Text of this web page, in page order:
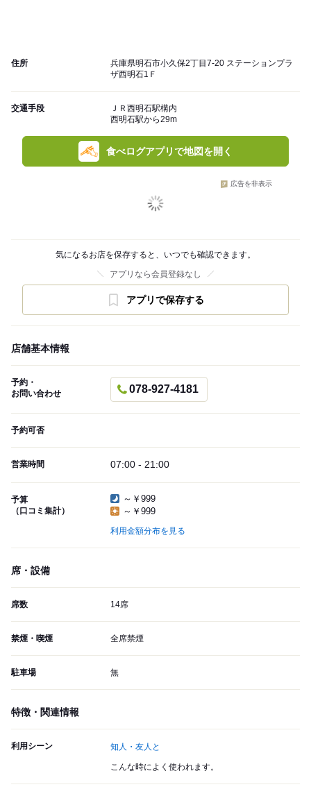
住所
兵庫県明石市小久保2丁目7-20 ステーションプラ
ザ西明石1Ｆ
交通手段
ＪＲ西明石駅構内
西明石駅から29m
食べログアプリで地図を開く
広告を非表示
気になるお店を保存すると、いつでも確認できます。
アプリなら会員登録なし
アプリで保存する
店舗基本情報
予約・
お問い合わせ
078-927-4181
予約可否
営業時間 07:00 - 21:00
予算
（口コミ集計）
～￥999
～￥999
利用金額分布を見る
席・設備
席数 14席
禁煙・喫煙 全席禁煙
駐車場 無
特徴・関連情報
利用シーン 知人・友人と
こんな時によく使われます。